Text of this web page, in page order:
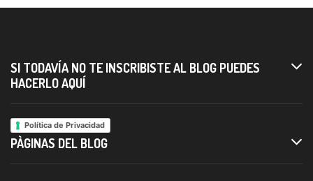
SI TODAVÍA NO TE INSCRIBISTE AL BLOG PUEDES
HACERLO AQUÍ
Política de Privacidad
PÀGINAS DEL BLOG